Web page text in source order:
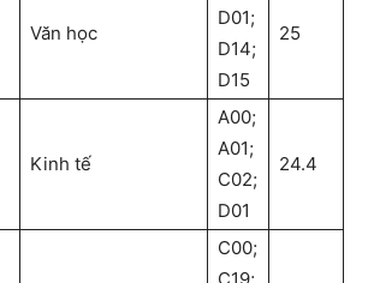
Văn học
D01;
D14;
D15
25
Kinh tế
A00;
A01;
C02;
D01
24.4
C00;